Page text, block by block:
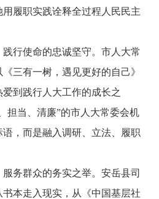
履职实践诠释全过程人民民主
行使命的忠诚坚守。市人大常
三有一树，遇见更好的自己》
到践行人大工作的成长之
担当、清廉”的市人大常委会机
，而是融入调研、立法、履职
群众的务实之举。安岳县司
本走入现实，从《中国基层社